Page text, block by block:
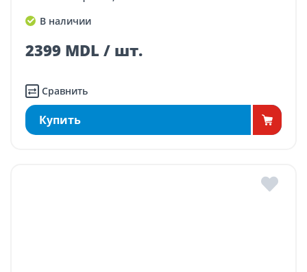
В наличии
2399 MDL / шт.
Сравнить
Купить